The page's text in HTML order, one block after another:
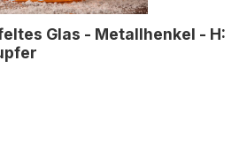
Glas - Metallhenkel - H: